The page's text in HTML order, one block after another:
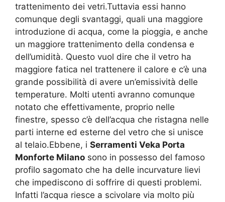
trattenimento dei vetri.Tuttavia essi hanno
comunque degli svantaggi, quali una maggiore
introduzione di acqua, come la pioggia, e anche
un maggiore trattenimento della condensa e
dell’umidità. Questo vuol dire che il vetro ha
maggiore fatica nel trattenere il calore e c’è una
grande possibilità di avere un’emissività delle
temperature. Molti utenti avranno comunque
notato che effettivamente, proprio nelle
finestre, spesso c’è dell’acqua che ristagna nelle
parti interne ed esterne del vetro che si unisce
al telaio.Ebbene, i Serramenti Veka Porta
Monforte Milano sono in possesso del famoso
profilo sagomato che ha delle incurvature lievi
che impediscono di soffrire di questi problemi.
Infatti l’acqua riesce a scivolare via molto più